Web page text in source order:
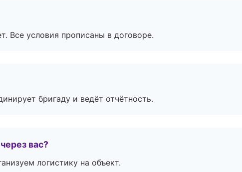
Все условия прописаны в договоре.
бригаду и ведёт отчётность.
вас?
логистику на объект.